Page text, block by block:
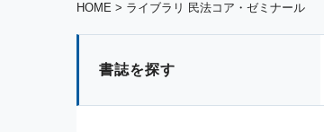
HOME > ライブラリ 民法コア・ゼミナール
書誌を探す